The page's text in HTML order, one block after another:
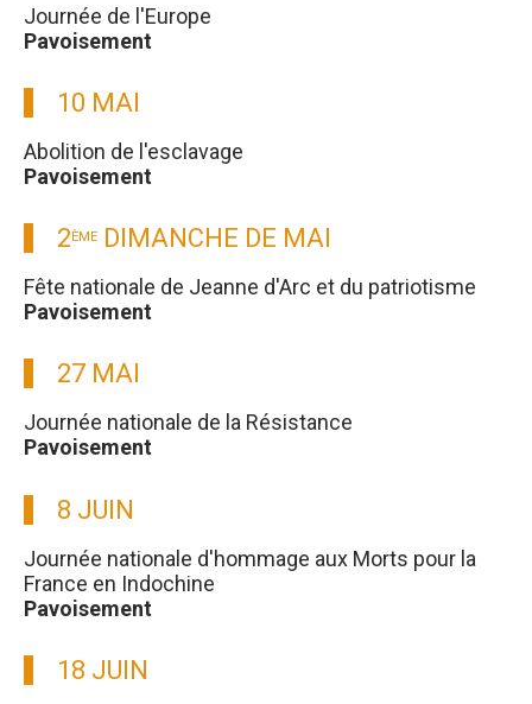
Journée de l'Europe
Pavoisement
10 MAI
Abolition de l'esclavage
Pavoisement
2ÈME DIMANCHE DE MAI
Fête nationale de Jeanne d'Arc et du patriotisme
Pavoisement
27 MAI
Journée nationale de la Résistance
Pavoisement
8 JUIN
Journée nationale d'hommage aux Morts pour la
France en Indochine
Pavoisement
18 JUIN